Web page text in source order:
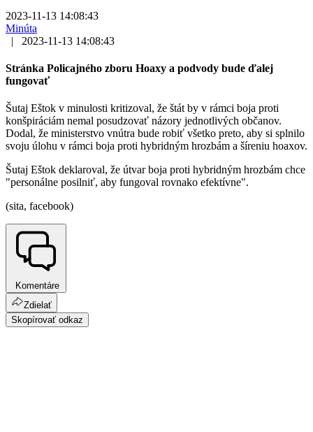
2023-11-13 14:08:43
Minúta
|
2023-11-13 14:08:43
Stránka Policajného zboru Hoaxy a podvody bude ďalej
fungovať
Šutaj Eštok v minulosti kritizoval, že štát by v rámci boja proti
konšpiráciám nemal posudzovať názory jednotlivých občanov.
Dodal, že ministerstvo vnútra bude robiť všetko preto, aby si splnilo
svoju úlohu v rámci boja proti hybridným hrozbám a šíreniu hoaxov.
Šutaj Eštok deklaroval, že útvar boja proti hybridným hrozbám chce
"personálne posilniť, aby fungoval rovnako efektívne".
(sita, facebook)
Komentáre
Zdielať
Skopírovať odkaz